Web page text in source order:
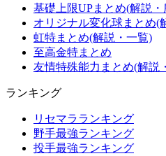
基礎上限UPまとめ(解説
オリジナル変化球まとめ(
虹特まとめ(解説・一覧)
至高金特まとめ
友情特殊能力まとめ(解説
ランキング
リセマラランキング
野手最強ランキング
投手最強ランキング